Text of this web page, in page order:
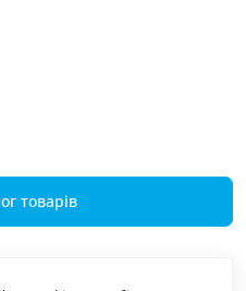
товарів